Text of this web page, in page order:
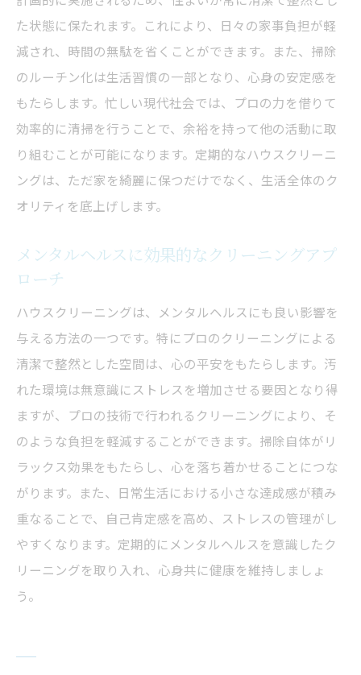
た状態に保たれます。これにより、日々の家事負担が軽
減され、時間の無駄を省くことができます。また、掃除
のルーチン化は生活習慣の一部となり、心身の安定感を
もたらします。忙しい現代社会では、プロの力を借りて
効率的に清掃を行うことで、余裕を持って他の活動に取
り組むことが可能になります。定期的なハウスクリーニ
ングは、ただ家を綺麗に保つだけでなく、生活全体のク
オリティを底上げします。
メンタルヘルスに効果的なクリーニングアプ
ローチ
ハウスクリーニングは、メンタルヘルスにも良い影響を
与える方法の一つです。特にプロのクリーニングによる
清潔で整然とした空間は、心の平安をもたらします。汚
れた環境は無意識にストレスを増加させる要因となり得
ますが、プロの技術で行われるクリーニングにより、そ
のような負担を軽減することができます。掃除自体がリ
ラックス効果をもたらし、心を落ち着かせることにつな
がります。また、日常生活における小さな達成感が積み
重なることで、自己肯定感を高め、ストレスの管理がし
やすくなります。定期的にメンタルヘルスを意識したク
リーニングを取り入れ、心身共に健康を維持しましょ
う。